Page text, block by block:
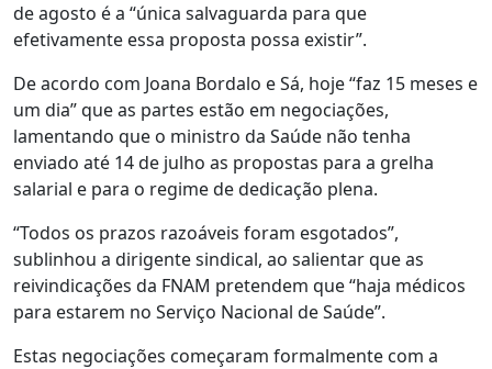
de agosto é a “única salvaguarda para que
efetivamente essa proposta possa existir”.
De acordo com Joana Bordalo e Sá, hoje “faz 15 meses e
um dia” que as partes estão em negociações,
lamentando que o ministro da Saúde não tenha
enviado até 14 de julho as propostas para a grelha
salarial e para o regime de dedicação plena.
“Todos os prazos razoáveis foram esgotados”,
sublinhou a dirigente sindical, ao salientar que as
reivindicações da FNAM pretendem que “haja médicos
para estarem no Serviço Nacional de Saúde”.
Estas negociações começaram formalmente com a